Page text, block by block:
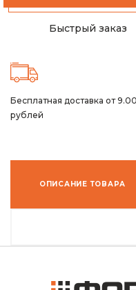
Быстрый заказ
Бесплатная доставка от
рублей
ОПИСАНИЕ ТОВАРА